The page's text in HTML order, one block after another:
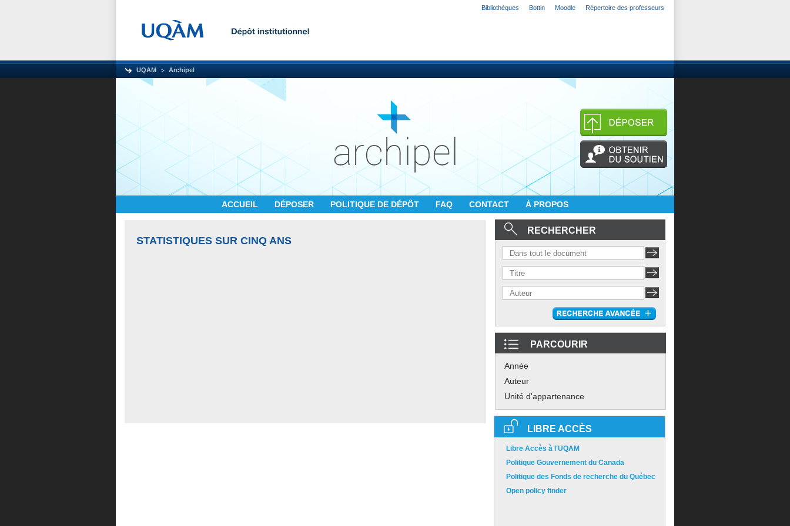
Bibliothèques Bottin Moodle Répertoire des professeurs
UQAM Archipel
ACCUEIL DÉPOSER POLITIQUE DE DÉPÔT FAQ CONTACT À PROPOS
STATISTIQUES SUR CINQ ANS
RECHERCHER
PARCOURIR
Année
Auteur
Unité d'appartenance
LIBRE ACCÈS
Libre Accès à l'UQAM
Politique Gouvernement du Canada
Politique des Fonds de recherche du Québec
Open policy finder